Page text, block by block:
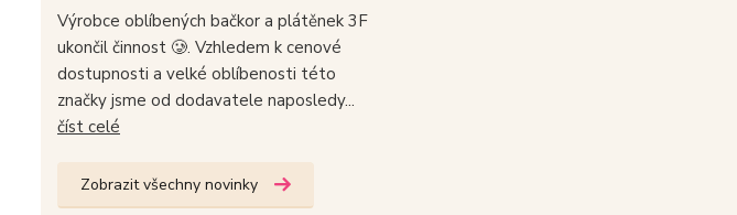
Výrobce oblíbených bačkor a plátěnek 3F
ukončil činnost 🥲. Vzhledem k cenové
dostupnosti a velké oblíbenosti této
značky jsme od dodavatele naposledy...
číst celé
Zobrazit všechny novinky